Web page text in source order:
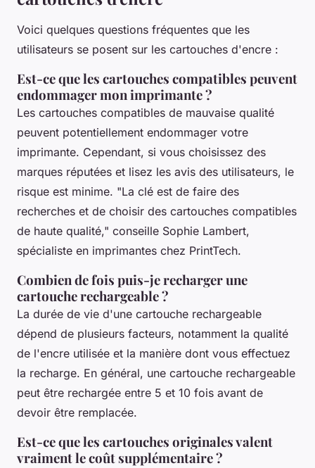
Voici quelques questions fréquentes que les
utilisateurs se posent sur les cartouches d'encre :
Est-ce que les cartouches compatibles peuvent
endommager mon imprimante ?
Les cartouches compatibles de mauvaise qualité
peuvent potentiellement endommager votre
imprimante. Cependant, si vous choisissez des
marques réputées et lisez les avis des utilisateurs, le
risque est minime. "La clé est de faire des
recherches et de choisir des cartouches compatibles
de haute qualité," conseille Sophie Lambert,
spécialiste en imprimantes chez PrintTech.
Combien de fois puis-je recharger une
cartouche rechargeable ?
La durée de vie d'une cartouche rechargeable
dépend de plusieurs facteurs, notamment la qualité
de l'encre utilisée et la manière dont vous effectuez
la recharge. En général, une cartouche rechargeable
peut être rechargée entre 5 et 10 fois avant de
devoir être remplacée.
Est-ce que les cartouches originales valent
vraiment le coût supplémentaire ?